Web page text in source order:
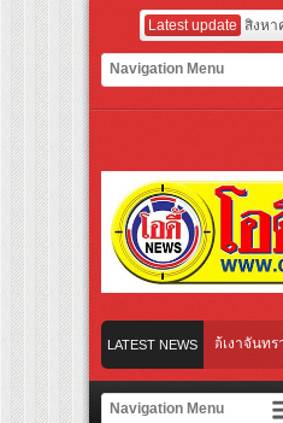
Latest update สิงหา
LATEST NEWS
“Under Her Rules ใต้เงาจันทรา” เปิดเ
ลิกอาย เลิกเงียบ เลิกชะล่าใจ” เรื่อง HPV